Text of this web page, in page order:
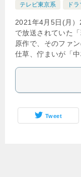
テレビ東京系
ドラ
2021年4月5日(月
で放送されていた
原作で、そのファ
仕草、佇まいが「
Tweet